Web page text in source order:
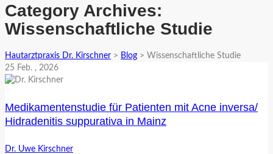
Category Archives:
Wissenschaftliche Studie
Hautarztpraxis Dr. Kirschner > Blog > Wissenschaftliche Studie
25 Feb. , 2026
Medikamentenstudie für Patienten mit Acne inversa/
Hidradenitis suppurativa in Mainz
Dr. Uwe Kirschner